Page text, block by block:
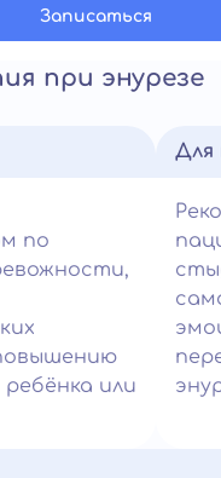
Записатьcя
при энурезе
по
или
Для